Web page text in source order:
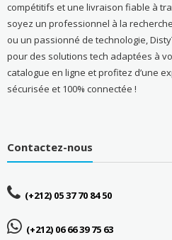
compétitifs et une livraison fiable à
soyez un professionnel à la
ou un passionné de technologie,
pour des solutions tech adaptées à
catalogue en ligne et profitez d’une
sécurisée et 100% connectée !
Contactez-nous
(+212) 05 37 70 84 50
(+212) 06 66 39 75 63